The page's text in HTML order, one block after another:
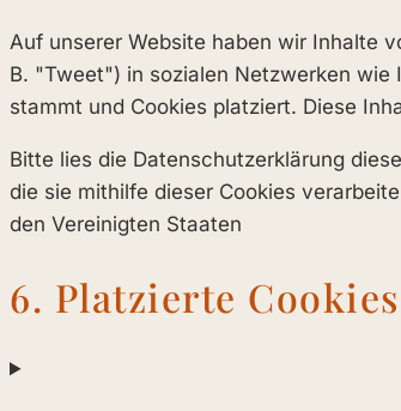
Auf unserer Website haben wir Inhalte
B. "Tweet") in sozialen Netzwerken wie
stammt und Cookies platziert. Diese
Bitte lies die Datenschutzerklärung
die sie mithilfe dieser Cookies
den Vereinigten Staaten
6. Platzierte Cookies